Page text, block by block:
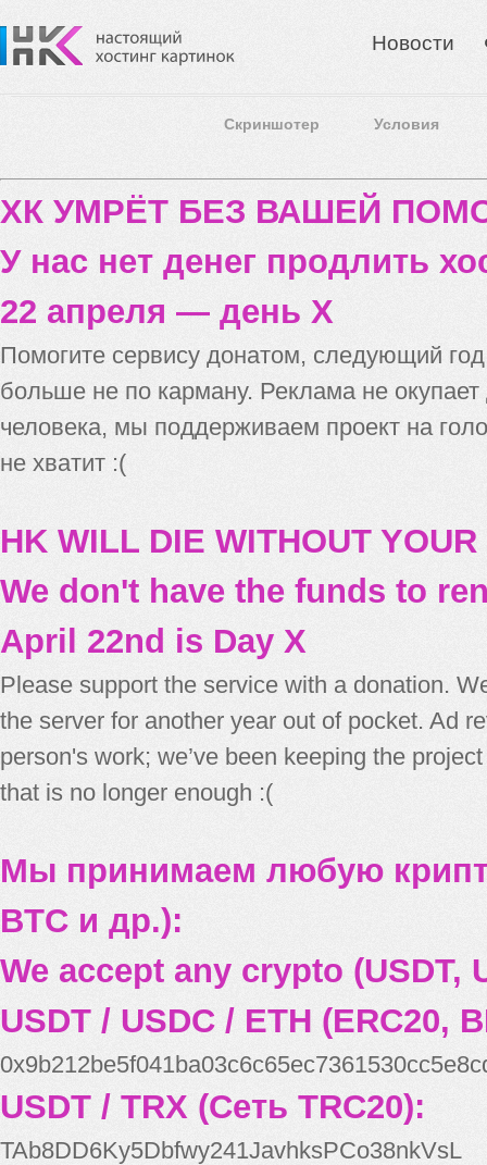
Новости
Скриншотер Условия
ХК УМРЁТ БЕЗ ВАШЕЙ
У нас нет денег продлить
22 апреля — день X
Помогите сервису донатом, следующий
больше не по карману. Реклама не
человека, мы поддерживаем проект на
не хватит :(
HK WILL DIE WITHOUT
We don't have the funds to
April 22nd is Day X
Please support the service with a donation.
the server for another year out of pocket. Ad
person's work; we’ve been keeping the
that is no longer enough :(
Мы принимаем любую
BTC и др.):
We accept any crypto (USDT,
USDT / USDC / ETH (ERC20,
USDT / TRX (Сеть TRC20):
TAb8DD6Ky5Dbfwy241JavhksPCo38nkVsL